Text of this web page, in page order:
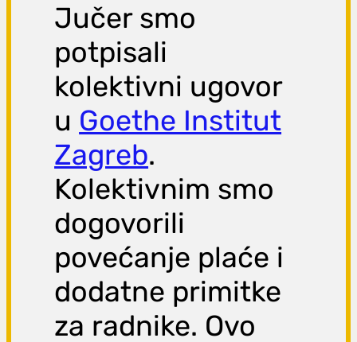
Jučer smo
potpisali
kolektivni ugovor
u Goethe Institut
Zagreb.
Kolektivnim smo
dogovorili
povećanje plaće i
dodatne primitke
za radnike. Ovo